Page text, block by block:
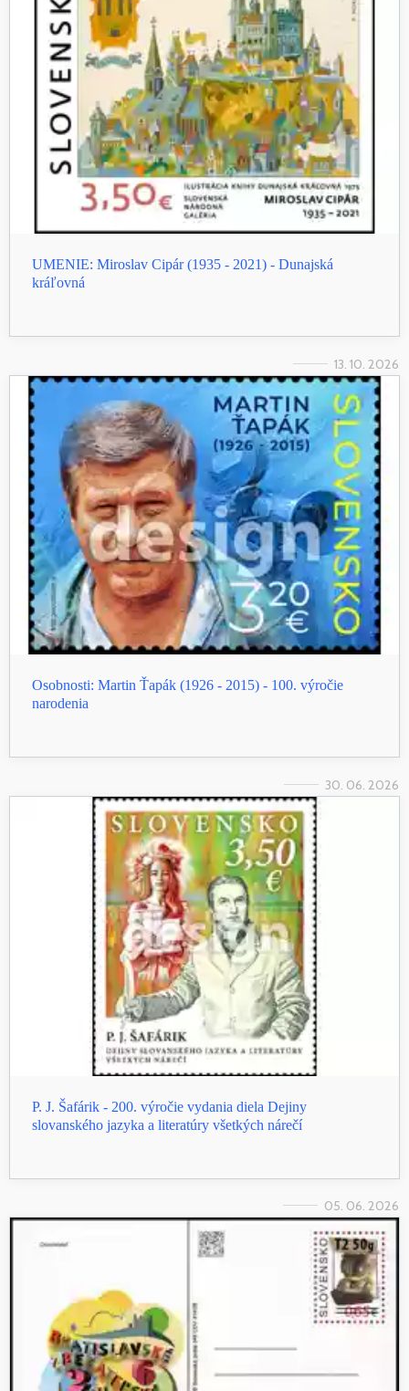
UMENIE: Miroslav Cipár (1935 - 2021) - Dunajská
kráľovná
13. 10. 2026
Osobnosti: Martin Ťapák (1926 - 2015) - 100. výročie
narodenia
30. 06. 2026
P. J. Šafárik - 200. výročie vydania diela Dejiny
slovanského jazyka a literatúry všetkých nárečí
05. 06. 2026